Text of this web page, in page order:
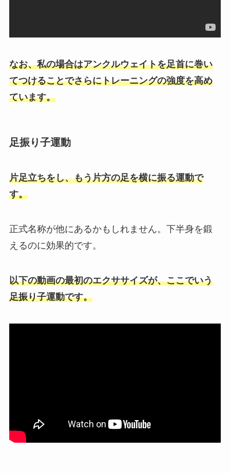
なお、私の場合はアンクルウェイトを足首に巻い
てつけることでさらにトレーニングの強度を高め
ています。
足振り子運動
片足立ちをし、もう片方の足を横に振る運動で
す。
正式名称が他にあるかもしれません。下半身を鍛
えるのに効果的です。
以下の動画の最初のエクササイズが、ここでいう
足振り子運動です。